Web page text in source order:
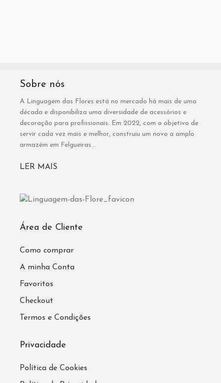
Sobre nós
A Linguagem das Flores está no mercado há mais de uma
década e disponibiliza uma diversidade de acessórios e
decoração para profissionais. Em 2022, com o objetivo de
servir cada vez mais e melhor, construiu um novo a amplo
armazém em Felgueiras...
LER MAIS
Área de Cliente
Como comprar
A minha Conta
Favoritos
Checkout
Termos e Condições
Privacidade
Política de Cookies